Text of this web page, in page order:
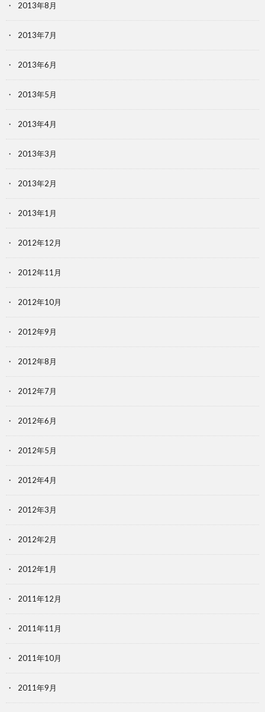
2013年8月
2013年7月
2013年6月
2013年5月
2013年4月
2013年3月
2013年2月
2013年1月
2012年12月
2012年11月
2012年10月
2012年9月
2012年8月
2012年7月
2012年6月
2012年5月
2012年4月
2012年3月
2012年2月
2012年1月
2011年12月
2011年11月
2011年10月
2011年9月